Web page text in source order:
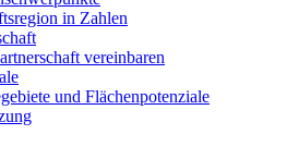
in Zahlen
vereinbaren
und Flächenpotenziale